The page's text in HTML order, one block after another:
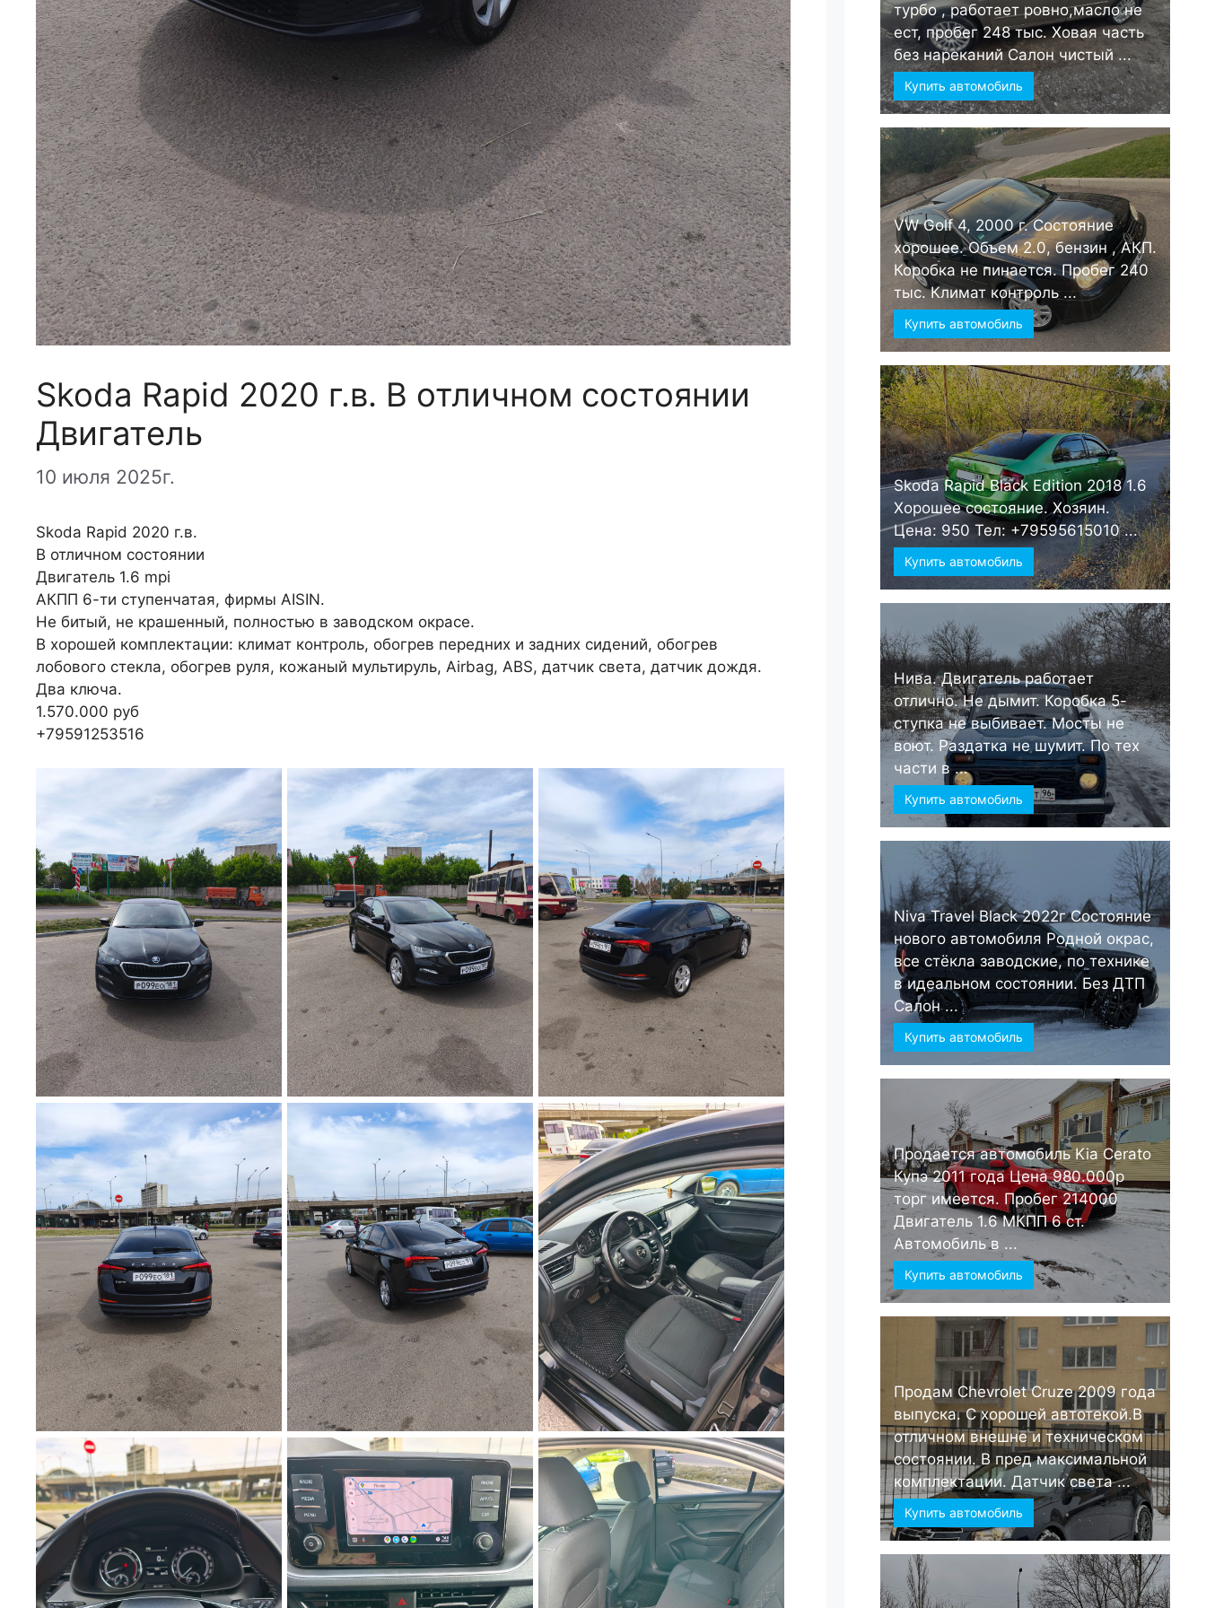
Skoda Rapid 2020 г.в. В отличном состоянии
Двигатель
10 июля 2025г.
Skoda Rapid 2020 г.в.
В отличном состоянии
Двигатель 1.6 mpi
АКПП 6-ти ступенчатая, фирмы AISIN.
Не битый, не крашенный, полностью в заводском окрасе.
В хорошей комплектации: климат контроль, обогрев передних и задних сидений, обогрев
лобового стекла, обогрев руля, кожаный мультируль, Airbag, ABS, датчик света, датчик дождя.
Два ключа.
1.570.000 руб
+79591253516
турбо , работает ровно,масло не
ест, пробег 248 тыс. Ховая часть
без нареканий Салон чистый ...
Купить автомобиль
VW Golf 4, 2000 г. Состояние
хорошее. Объем 2.0, бензин , АКП.
Коробка не пинается. Пробег 240
тыс. Климат контроль ...
Купить автомобиль
Skoda Rapid Black Edition 2018 1.6
Хорошее состояние. Хозяин.
Цена: 950 Тел: +79595615010 ...
Купить автомобиль
Нива. Двигатель работает
отлично. Не дымит. Коробка 5-
ступка не выбивает. Мосты не
воют. Раздатка не шумит. По тех
части в ...
Купить автомобиль
Niva Travel Black 2022г Состояние
нового автомобиля Родной окрас,
все стёкла заводские, по технике
в идеальном состоянии. Без ДТП
Салон ...
Купить автомобиль
Продается автомобиль Kia Cerato
Купэ 2011 года Цена 980.000р
торг имеется. Пробег 214000
Двигатель 1.6 МКПП 6 ст.
Автомобиль в ...
Купить автомобиль
Продам Chevrolet Cruze 2009 года
выпуска. С хорошей автотекой.В
отличном внешне и техническом
состоянии. В пред максимальной
комплектации. Датчик света ...
Купить автомобиль